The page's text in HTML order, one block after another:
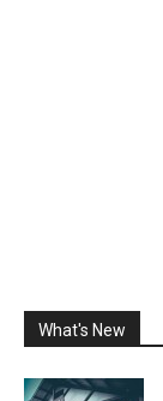
What's New